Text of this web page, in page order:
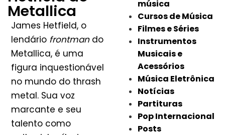
Metallica
James Hetfield, o
lendário frontmando
Metallica, é uma
figura inquestionável
no mundo do thrash
metal. Sua voz
marcante e seu
talento como
música
Cursos de Música
Filmes e Séries
Instrumentos
Musicais e
Acessórios
Música Eletrônica
Notícias
Partituras
Pop Internacional
Posts